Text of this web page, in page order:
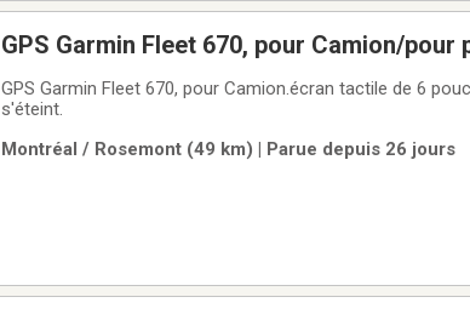
GPS Garmin Fleet 670, pour Camion/pour
GPS Garmin Fleet 670, pour Camion.écran tactile de 6
s'éteint.
Montréal / Rosemont (49 km) | Parue depuis 26 jours